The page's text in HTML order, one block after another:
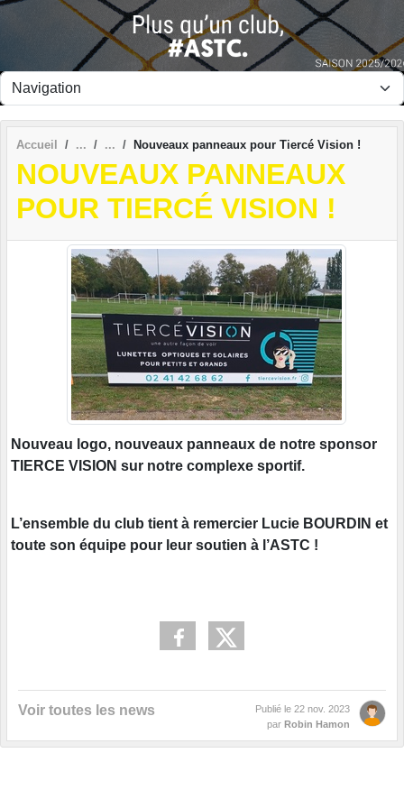
Accueil Nouveaux panneaux pour Tiercé Vision !
NOUVEAUX PANNEAUX
POUR TIERCÉ VISION !
Nouveau logo, nouveaux panneaux de notre sponsor
TIERCE VISION sur notre complexe sportif.
L’ensemble du club tient à remercier Lucie BOURDIN et
toute son équipe pour leur soutien à l’ASTC !
Voir toutes les news Publié le 22 nov. 2023
par Robin Hamon
Panneau de gestion des cookies